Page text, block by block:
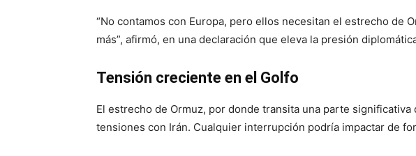
“No contamos con Europa, pero ellos necesitan el estrecho de
más”, afirmó, en una declaración que eleva la presión
Tensión creciente en el Golfo
El estrecho de Ormuz, por donde transita una parte
tensiones con Irán. Cualquier interrupción podría impactar de